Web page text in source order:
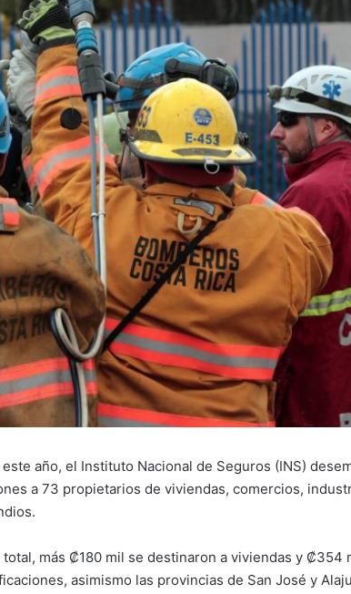
año, el Instituto Nacional de Seguros (INS)
a 73 propietarios de viviendas, comercios,
más ₡180 mil se destinaron a viviendas y ₡354
asimismo las provincias de San José y